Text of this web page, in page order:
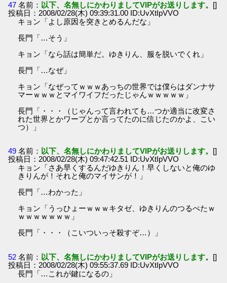
47 名前： 以下、名無しにかわりましてVIPがお送りします。 []
投稿日：2008/02/28(木) 09:39:31.00 ID:UvXtIpVVO
キョン「よし原因を突きとめるんだな」
長門「…そう」
キョン「なら話は簡単だ。ゆきりん、服を脱いでくれ」
長門「…なぜ」
キョン「なぜってｗｗｗあっちの世界では僕らはダンナサ
マーｗｗｗとマイワイフだったじゃんｗｗｗｗｗ」
長門「・・・（じゃんって言われても…つか適当に改変さ
れた世界とかワープとか言ってたのに信じたのかよ、こい
つ）」
49 名前： 以下、名無しにかわりましてVIPがお送りします。 []
投稿日：2008/02/28(木) 09:47:42.51 ID:UvXtIpVVO
キョン「さあ早くするんだゆきりん！早くしないと俺のゆ
きりんが！それと俺のマイサンが！」
長門「…わかった」
キョン「うっひょーｗｗｗキタゼ、ゆきりんのつるぺたｗ
ｗｗｗｗｗｗｗ」
長門「・・・（こいついっそ殺すぞ…）」
52 名前： 以下、名無しにかわりましてVIPがお送りします。 []
投稿日：2008/02/28(木) 09:55:37.69 ID:UvXtIpVVO
長門「…これが鍵になるの」